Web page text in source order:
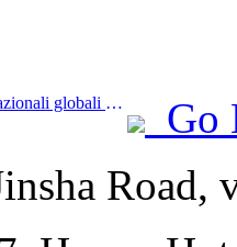
Prev:Gli arrivi turistici internazionali globali sono aumentati del 5% su base annua nella prima metà dell'anno
Go
Road,